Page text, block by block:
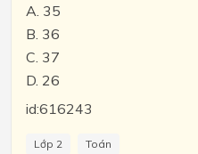
A. 35
B. 36
C. 37
D. 26
id:616243
Lớp 2 Toán